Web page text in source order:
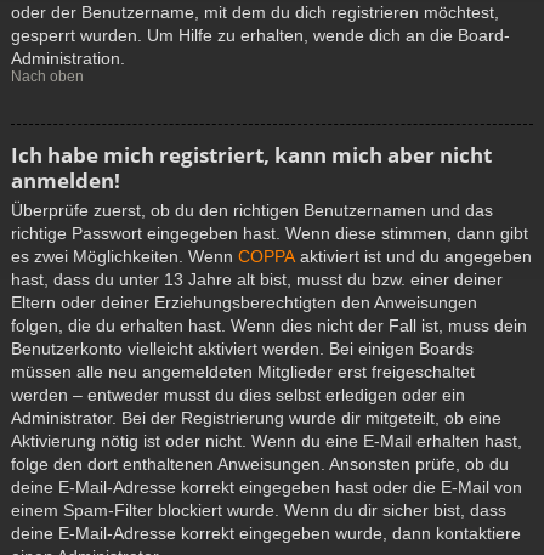
oder der Benutzername, mit dem du dich registrieren möchtest,
gesperrt wurden. Um Hilfe zu erhalten, wende dich an die Board-
Administration.
Nach oben
Ich habe mich registriert, kann mich aber nicht
anmelden!
Überprüfe zuerst, ob du den richtigen Benutzernamen und das
richtige Passwort eingegeben hast. Wenn diese stimmen, dann gibt
es zwei Möglichkeiten. Wenn COPPA aktiviert ist und du angegeben
hast, dass du unter 13 Jahre alt bist, musst du bzw. einer deiner
Eltern oder deiner Erziehungsberechtigten den Anweisungen
folgen, die du erhalten hast. Wenn dies nicht der Fall ist, muss dein
Benutzerkonto vielleicht aktiviert werden. Bei einigen Boards
müssen alle neu angemeldeten Mitglieder erst freigeschaltet
werden – entweder musst du dies selbst erledigen oder ein
Administrator. Bei der Registrierung wurde dir mitgeteilt, ob eine
Aktivierung nötig ist oder nicht. Wenn du eine E-Mail erhalten hast,
folge den dort enthaltenen Anweisungen. Ansonsten prüfe, ob du
deine E-Mail-Adresse korrekt eingegeben hast oder die E-Mail von
einem Spam-Filter blockiert wurde. Wenn du dir sicher bist, dass
deine E-Mail-Adresse korrekt eingegeben wurde, dann kontaktiere